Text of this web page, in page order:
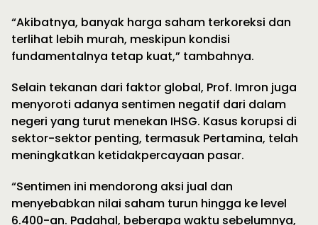
“Akibatnya, banyak harga saham terkoreksi dan
terlihat lebih murah, meskipun kondisi
fundamentalnya tetap kuat,” tambahnya.
Selain tekanan dari faktor global, Prof. Imron juga
menyoroti adanya sentimen negatif dari dalam
negeri yang turut menekan IHSG. Kasus korupsi di
sektor-sektor penting, termasuk Pertamina, telah
meningkatkan ketidakpercayaan pasar.
“Sentimen ini mendorong aksi jual dan
menyebabkan nilai saham turun hingga ke level
6.400-an. Padahal, beberapa waktu sebelumnya,